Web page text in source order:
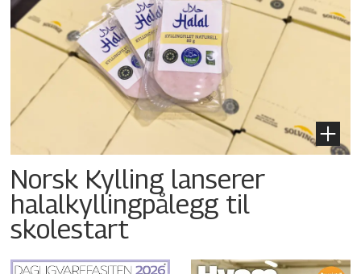
Norsk Kylling lanserer
halalkyllingpålegg til
skolestart